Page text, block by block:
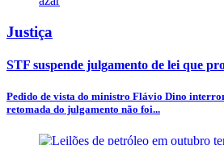
Justiça
STF suspende julgamento de lei que
Pedido de vista do ministro Flávio Dino
retomada do julgamento não foi...